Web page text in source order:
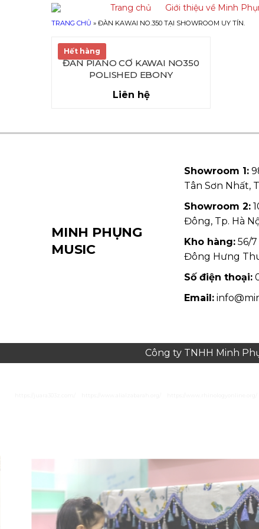
Trang chủ Giới thiệu về Minh
TRANG CHỦ » ĐÀN KAWAI NO.350 TẠI SHOWROOM UY TÍN.
Hết hàng
ĐÀN PIANO CƠ KAWAI NO350
POLISHED EBONY
Liên hệ
MINH PHỤNG
MUSIC
Showroom 1:
Tân Sơn Nhất,
Showroom 2:
Đông, Tp. Hà
Kho hàng: 56/
Đông Hưng
Số điện thoại:
Email:
Công ty TNHH Minh